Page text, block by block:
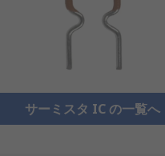
サーミスタ IC の一覧へ